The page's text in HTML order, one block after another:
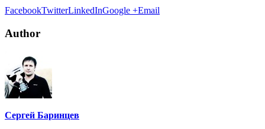
FacebookTwitterLinkedInGoogle +Email
Author
Сергей Баринцев